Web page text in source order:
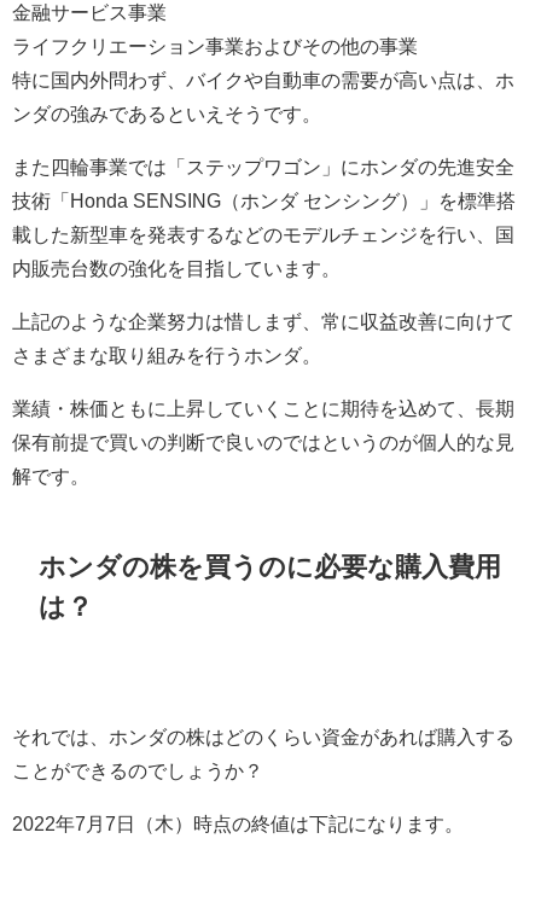
金融サービス事業
ライフクリエーション事業およびその他の事業
特に国内外問わず、バイクや自動車の需要が高い点は、ホ
ンダの強みであるといえそうです。
また四輪事業では「ステップワゴン」にホンダの先進安全
技術「Honda SENSING（ホンダ センシング）」を標準搭
載した新型車を発表するなどのモデルチェンジを行い、国
内販売台数の強化を目指しています。
上記のような企業努力は惜しまず、常に収益改善に向けて
さまざまな取り組みを行うホンダ。
業績・株価ともに上昇していくことに期待を込めて、長期
保有前提で買いの判断で良いのではというのが個人的な見
解です。
ホンダの株を買うのに必要な購入費用
は？
それでは、ホンダの株はどのくらい資金があれば購入する
ことができるのでしょうか？
2022年7月7日（木）時点の終値は下記になります。